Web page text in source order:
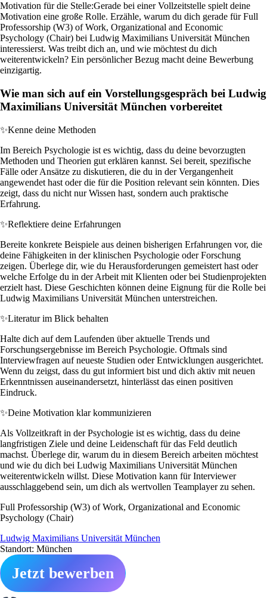
Motivation für die Stelle:Gerade bei einer Vollzeitstelle spielt deine
Motivation eine große Rolle. Erzähle, warum du dich gerade für Full
Professorship (W3) of Work, Organizational and Economic
Psychology (Chair) bei Ludwig Maximilians Universität München
interessierst. Was treibt dich an, und wie möchtest du dich
weiterentwickeln? Ein persönlicher Bezug macht deine Bewerbung
einzigartig.
Wie man sich auf ein Vorstellungsgespräch bei Ludwig
Maximilians Universität München vorbereitet
✨Kenne deine Methoden
Im Bereich Psychologie ist es wichtig, dass du deine bevorzugten
Methoden und Theorien gut erklären kannst. Sei bereit, spezifische
Fälle oder Ansätze zu diskutieren, die du in der Vergangenheit
angewendet hast oder die für die Position relevant sein könnten. Dies
zeigt, dass du nicht nur Wissen hast, sondern auch praktische
Erfahrung.
✨Reflektiere deine Erfahrungen
Bereite konkrete Beispiele aus deinen bisherigen Erfahrungen vor, die
deine Fähigkeiten in der klinischen Psychologie oder Forschung
zeigen. Überlege dir, wie du Herausforderungen gemeistert hast oder
welche Erfolge du in der Arbeit mit Klienten oder bei Studienprojekten
erzielt hast. Diese Geschichten können deine Eignung für die Rolle bei
Ludwig Maximilians Universität München unterstreichen.
✨Literatur im Blick behalten
Halte dich auf dem Laufenden über aktuelle Trends und
Forschungsergebnisse im Bereich Psychologie. Oftmals sind
Interviewfragen auf neueste Studien oder Entwicklungen ausgerichtet.
Wenn du zeigst, dass du gut informiert bist und dich aktiv mit neuen
Erkenntnissen auseinandersetzt, hinterlässt das einen positiven
Eindruck.
✨Deine Motivation klar kommunizieren
Als Vollzeitkraft in der Psychologie ist es wichtig, dass du deine
langfristigen Ziele und deine Leidenschaft für das Feld deutlich
machst. Überlege dir, warum du in diesem Bereich arbeiten möchtest
und wie du dich bei Ludwig Maximilians Universität München
weiterentwickeln willst. Diese Motivation kann für Interviewer
ausschlaggebend sein, um dich als wertvollen Teamplayer zu sehen.
Full Professorship (W3) of Work, Organizational and Economic
Psychology (Chair)
Ludwig Maximilians Universität München
Standort: München
Jetzt bewerben